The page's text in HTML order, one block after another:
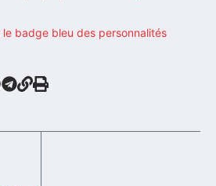
badge bleu des personnalités